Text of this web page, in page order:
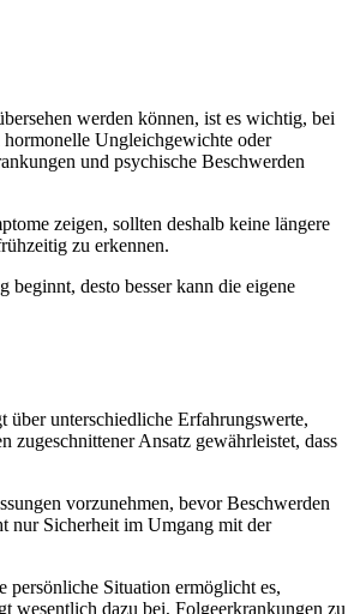
werden können, ist es wichtig, bei
Ungleichgewichte oder
und psychische Beschwerden
zeigen, sollten deshalb keine längere
zu erkennen.
desto besser kann die eigene
über unterschiedliche Erfahrungswerte,
zugeschnittener Ansatz gewährleistet, dass
vorzunehmen, bevor Beschwerden
nur Sicherheit im Umgang mit der
persönliche Situation ermöglicht es,
wesentlich dazu bei, Folgeerkrankungen zu